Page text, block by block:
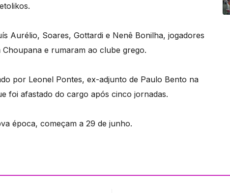
Aurélio, Soares, Gottardi e Nenê Bonilha, jogadores
e rumaram ao clube grego.
por Leonel Pontes, ex-adjunto de Paulo Bento na
foi afastado do cargo após cinco jornadas.
época, começam a 29 de junho.